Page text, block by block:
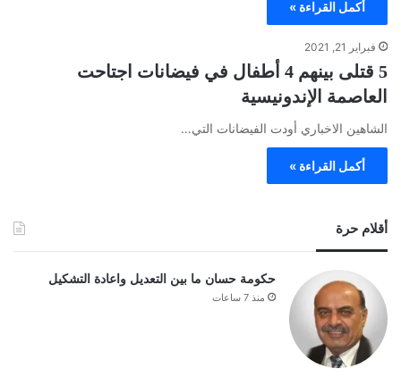
أكمل القراءة »
فبراير 21, 2021
5 قتلى بينهم 4 أطفال في فيضانات اجتاحت
العاصمة الإندونيسية
الشاهين الاخباري أودت الفيضانات التي…
أكمل القراءة »
أقلام حرة
حكومة حسان ما بين التعديل واعادة التشكيل
منذ 7 ساعات